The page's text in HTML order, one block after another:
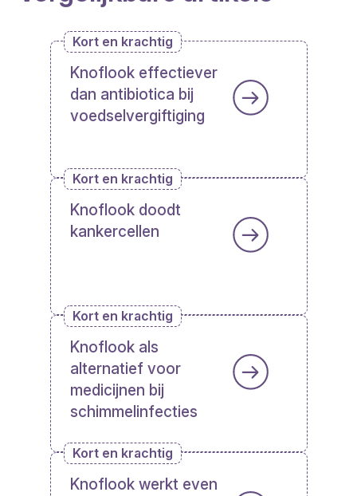
Kort en krachtig
Knoflook effectiever
dan antibiotica bij
voedselvergiftiging
Kort en krachtig
Knoflook doodt
kankercellen
Kort en krachtig
Knoflook als
alternatief voor
medicijnen bij
schimmelinfecties
Kort en krachtig
Knoflook werkt even